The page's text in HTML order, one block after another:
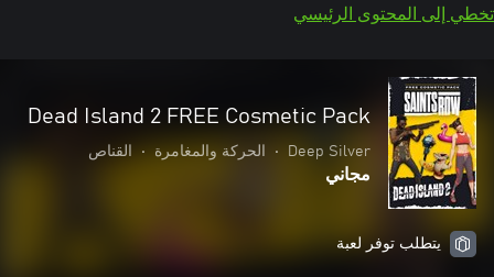
تخطي إلى المحتوى الرئيسي
Dead Island 2 FREE Cosmetic Pack
Deep Silver
• الحركة والمغامرة • القناص
مجاني
يتطلب توفر لعبة